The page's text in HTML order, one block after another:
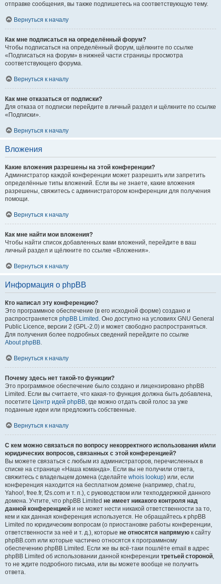
отправке сообщения, вы также подпишетесь на соответствующую тему.
Вернуться к началу
Как мне подписаться на определённый форум?
Чтобы подписаться на определённый форум, щёлкните по ссылке
«Подписаться на форум» в нижней части страницы просмотра
соответствующего форума.
Вернуться к началу
Как мне отказаться от подписки?
Для отказа от подписки перейдите в личный раздел и щёлкните по ссылке
«Подписки».
Вернуться к началу
Вложения
Какие вложения разрешены на этой конференции?
Администратор каждой конференции может разрешить или запретить
определённые типы вложений. Если вы не знаете, какие вложения
разрешены, свяжитесь с администратором конференции для получения
помощи.
Вернуться к началу
Как мне найти мои вложения?
Чтобы найти список добавленных вами вложений, перейдите в ваш
личный раздел и щёлкните по ссылке «Вложения».
Вернуться к началу
Информация о phpBB
Кто написал эту конференцию?
Это программное обеспечение (в его исходной форме) создано и
распространяется phpBB Limited . Оно доступно на условиях GNU General
Public Licence, версии 2 (GPL-2.0) и может свободно распространяться.
Для получения более подробных сведений перейдите по ссылке
About phpBB.
Вернуться к началу
Почему здесь нет такой-то функции?
Это программное обеспечение было создано и лицензировано phpBB
Limited. Если вы считаете, что какая-то функция должна быть добавлена,
посетите Центр идей phpBB, где можно отдать свой голос за уже
поданные идеи или предложить собственные.
Вернуться к началу
С кем можно связаться по вопросу некорректного использования и/или
юридических вопросов, связанных с этой конференцией?
Вы можете связаться с любым из администраторов, перечисленных в
списке на странице «Наша команда». Если вы не получили ответа,
свяжитесь с владельцем домена (сделайте whois lookup) или, если
конференция находится на бесплатном домене (например, chat.ru,
Yahoo!, free.fr, f2s.com и т. п.), с руководством или техподдержкой данного
домена. Учтите, что phpBB Limited не имеет никакого контроля над
данной конференцией и не может нести никакой ответственности за то,
кем и как данная конференция используется. Не обращайтесь к phpBB
Limited по юридическим вопросам (о приостановке работы конференции,
ответственности за неё и т. д.), которые не относятся напрямую к сайту
phpBB.com или которые частично относятся к программному
обеспечению phpBB Limited. Если же вы всё-таки пошлёте email в адрес
phpBB Limited об использовании данной конференции третьей стороной,
то не ждите подробного письма, или вы можете вообще не получить
ответа.